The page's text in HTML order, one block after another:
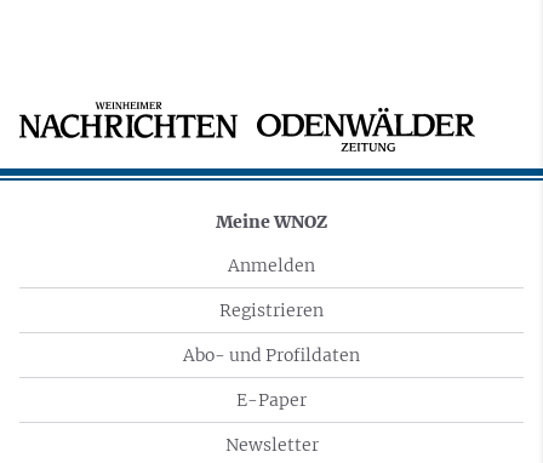
Meine WNOZ
Anmelden
Registrieren
Abo- und Profildaten
E-Paper
Newsletter